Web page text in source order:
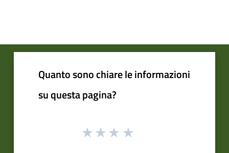
Quanto sono chiare le informazioni
su questa pagina?